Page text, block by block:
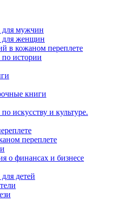
мужчин
для женщин
в кожаном переплете
истории
книги
искусству и культуре.
переплете
о финансах и бизнесе
детей